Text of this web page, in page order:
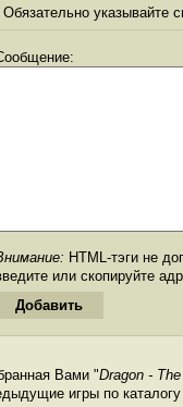
Обязательно указывайте
HTML-тэги не
или скопируйте
Вами "Dragon -
игры по